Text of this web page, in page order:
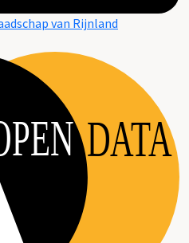
van Rijnland
DATA